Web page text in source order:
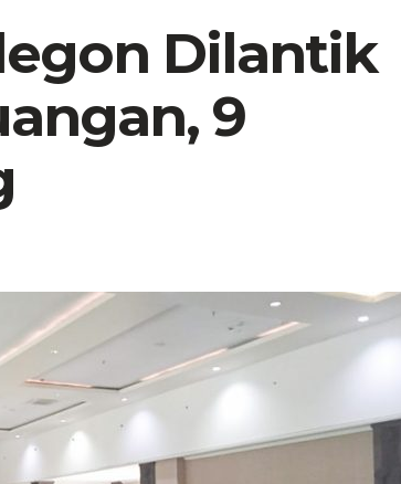
Dilantik
9